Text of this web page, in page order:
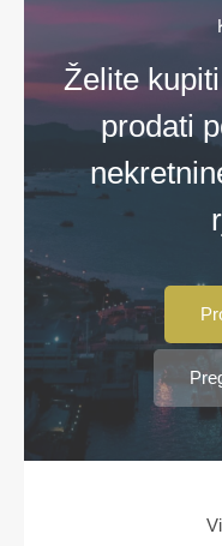
Želite
prodati